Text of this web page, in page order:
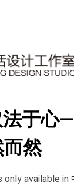
法于心
然
only available in